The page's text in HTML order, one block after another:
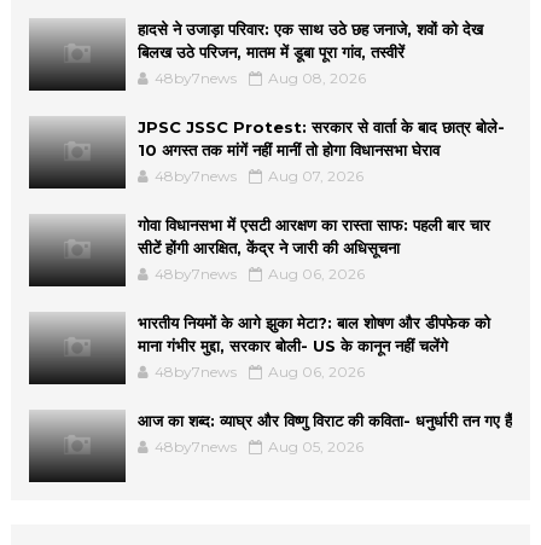
हादसे ने उजाड़ा परिवार: एक साथ उठे छह जनाजे, शवों को देख
बिलख उठे परिजन, मातम में डूबा पूरा गांव, तस्वीरें
48by7news Aug 08, 2026
JPSC JSSC Protest: सरकार से वार्ता के बाद छात्र बोले-
10 अगस्त तक मांगें नहीं मानीं तो होगा विधानसभा घेराव
48by7news Aug 07, 2026
गोवा विधानसभा में एसटी आरक्षण का रास्ता साफ: पहली बार चार
सीटें होंगी आरक्षित, केंद्र ने जारी की अधिसूचना
48by7news Aug 06, 2026
भारतीय नियमों के आगे झुका मेटा?: बाल शोषण और डीपफेक को
माना गंभीर मुद्दा, सरकार बोली- US के कानून नहीं चलेंगे
48by7news Aug 06, 2026
आज का शब्द: व्याघ्र और विष्णु विराट की कविता- धनुर्धारी तन गए हैं
48by7news Aug 05, 2026